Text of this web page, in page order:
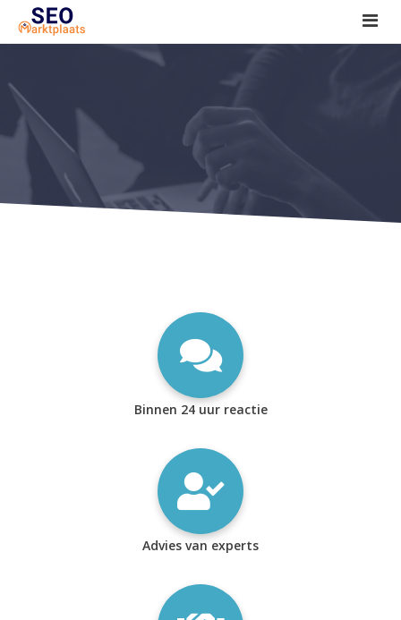
SEO tools reviews
Marketeer bij jou in de buurt?
Offerte
1. Seo voor beginners +
2. Onderzoeken +
Binnen 24 uur reactie
Advies van experts